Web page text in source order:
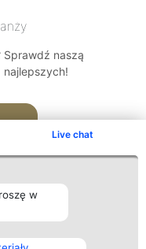
Live chat
w
Sprawdź naszą
najlepszych!
Kontakt